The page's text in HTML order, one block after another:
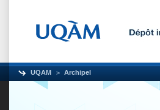
UQAM Archipel